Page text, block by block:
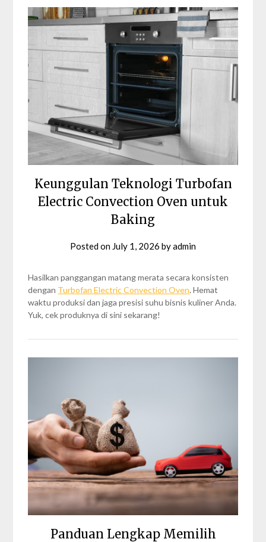
Keunggulan Teknologi Turbofan
Electric Convection Oven untuk
Baking
Posted on July 1, 2026 byadmin
Hasilkan panggangan matang merata secara konsisten
dengan Turbofan Electric Convection Oven. Hemat
waktu produksi dan jaga presisi suhu bisnis kuliner Anda.
Yuk, cek produknya di sini sekarang!
Panduan Lengkap Memilih